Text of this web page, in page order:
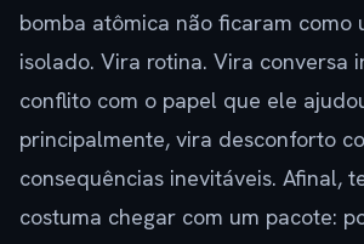
bomba atômica não ficaram como
isolado. Vira rotina. Vira conversa
conflito com o papel que ele
principalmente, vira desconforto
consequências inevitáveis. Afinal,
costuma chegar com um pacote: